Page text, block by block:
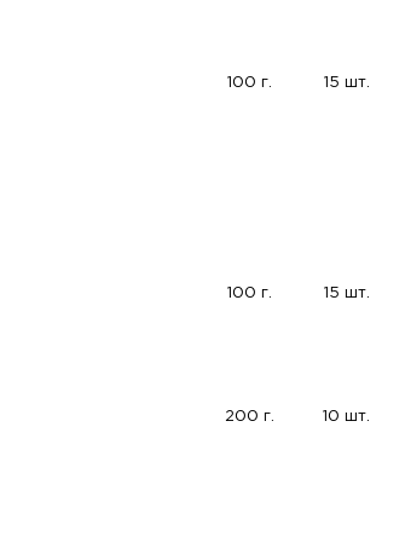
100 г. 15 шт.
100 г. 15 шт.
200 г. 10 шт.